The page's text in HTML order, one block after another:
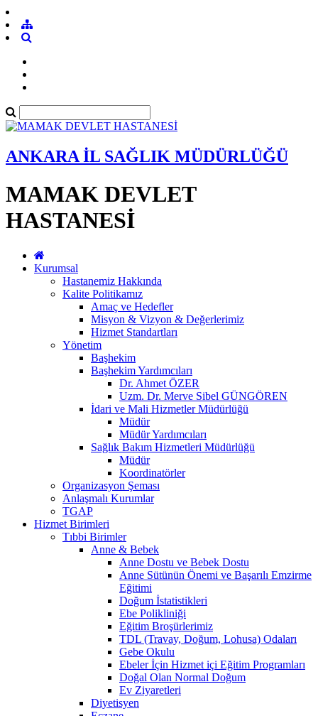
ANKARA İL SAĞLIK MÜDÜRLÜĞÜ
MAMAK DEVLET
HASTANESİ
Kurumsal
Hastanemiz Hakkında
Kalite Politikamız
Amaç ve Hedefler
Misyon & Vizyon & Değerlerimiz
Hizmet Standartları
Yönetim
Başhekim
Başhekim Yardımcıları
Dr. Ahmet ÖZER
Uzm. Dr. Merve Sibel GÜNGÖREN
İdari ve Mali Hizmetler Müdürlüğü
Müdür
Müdür Yardımcıları
Sağlık Bakım Hizmetleri Müdürlüğü
Müdür
Koordinatörler
Organizasyon Şeması
Anlaşmalı Kurumlar
TGAP
Hizmet Birimleri
Tıbbi Birimler
Anne & Bebek
Anne Dostu ve Bebek Dostu
Anne Sütünün Önemi ve Başarılı Emzirme
Eğitimi
Doğum İstatistikleri
Ebe Polikliniği
Eğitim Broşürlerimiz
TDL (Travay, Doğum, Lohusa) Odaları
Gebe Okulu
Ebeler İçin Hizmet içi Eğitim Programları
Doğal Olan Normal Doğum
Ev Ziyaretleri
Diyetisyen